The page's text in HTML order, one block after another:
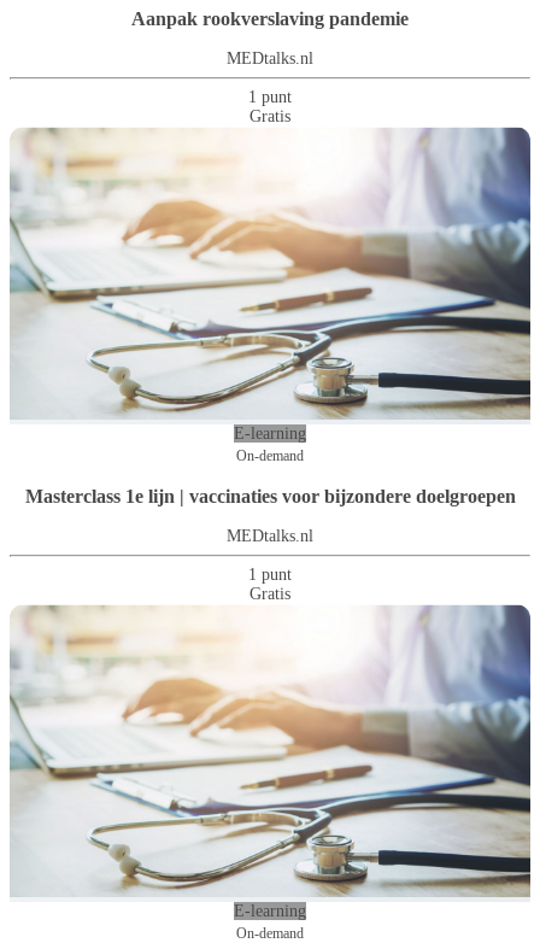
Aanpak rookverslaving pandemie
MEDtalks.nl
1 punt
Gratis
E-learning
On-demand
Masterclass 1e lijn | vaccinaties voor bijzondere doelgroepen
MEDtalks.nl
1 punt
Gratis
E-learning
On-demand